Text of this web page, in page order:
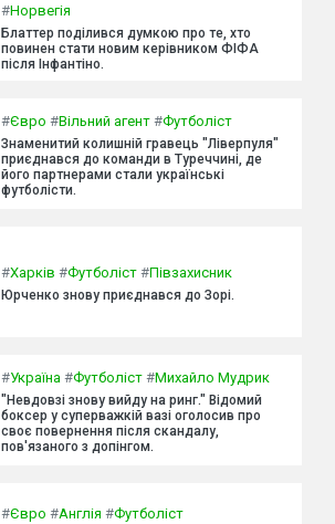
#Норвегія
Блаттер поділився думкою про те, хто
повинен стати новим керівником ФІФА
після Інфантіно.
#Євро #Вільний агент #Футболіст
Знаменитий колишній гравець "Ліверпуля"
приєднався до команди в Туреччині, де
його партнерами стали українські
футболісти.
#Харків #Футболіст #Півзахисник
Юрченко знову приєднався до Зорі.
#Україна #Футболіст #Михайло Мудрик
"Невдовзі знову вийду на ринг." Відомий
боксер у суперважкій вазі оголосив про
своє повернення після скандалу,
пов'язаного з допінгом.
#Євро #Англія #Футболіст